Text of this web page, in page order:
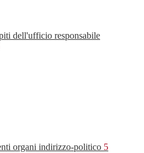
dell'ufficio responsabile
organi indirizzo-politico 5